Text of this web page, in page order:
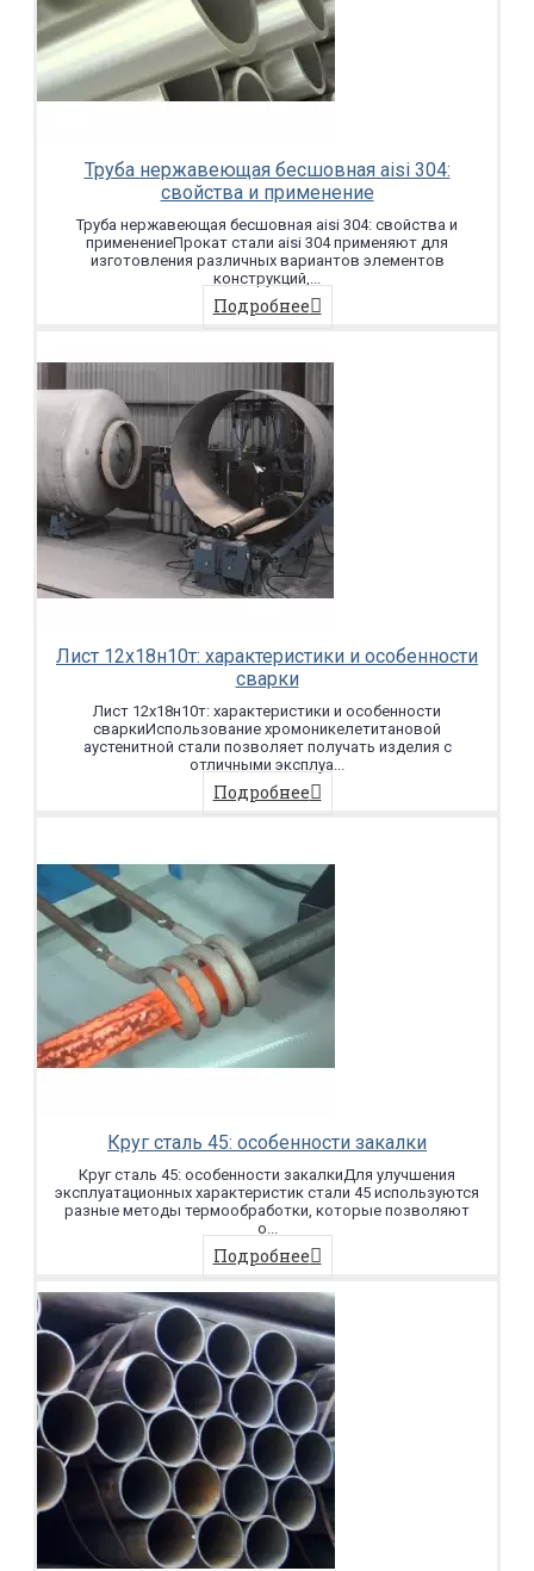
Труба нержавеющая бесшовная aisi 304:
свойства и применение
Труба нержавеющая бесшовная aisi 304: свойства и
применениеПрокат стали aisi 304 применяют для
изготовления различных вариантов элементов
конструкций,...
Подробнее
Лист 12х18н10т: характеристики и особенности
сварки
Лист 12х18н10т: характеристики и особенности
сваркиИспользование хромоникелетитановой
аустенитной стали позволяет получать изделия с
отличными эксплуа...
Подробнее
Круг сталь 45: особенности закалки
Круг сталь 45: особенности закалкиДля улучшения
эксплуатационных характеристик стали 45 используются
разные методы термообработки, которые позволяют
о...
Подробнее